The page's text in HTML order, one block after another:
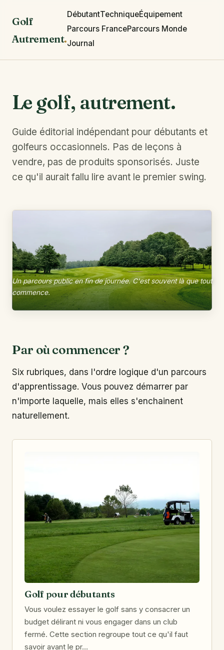
Golf
Autrement.
DébutantTechniqueÉquipement
Parcours FranceParcours Monde
Journal
Le golf, autrement.
Guide éditorial indépendant pour débutants et
golfeurs occasionnels. Pas de leçons à
vendre, pas de produits sponsorisés. Juste
ce qu'il aurait fallu lire avant le premier swing.
Un parcours public en fin de journée. C'est souvent là que tout
commence.
Par où commencer ?
Six rubriques, dans l'ordre logique d'un parcours
d'apprentissage. Vous pouvez démarrer par
n'importe laquelle, mais elles s'enchainent
naturellement.
Golf pour débutants
Vous voulez essayer le golf sans y consacrer un
budget délirant ni vous engager dans un club
fermé. Cette section regroupe tout ce qu'il faut
savoir avant le pr…